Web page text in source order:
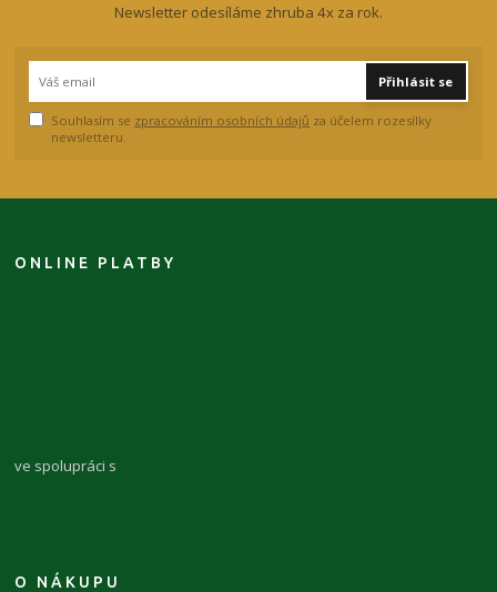
Newsletter odesíláme zhruba 4x za rok.
Přihlásit se
Souhlasím se zpracováním osobních údajů za účelem rozesílky
newsletteru.
ONLINE PLATBY
ve spolupráci s
O NÁKUPU